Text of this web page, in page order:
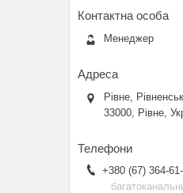
Менеджер
Рівне,
33000, Рівне,
+380 (67) 364-